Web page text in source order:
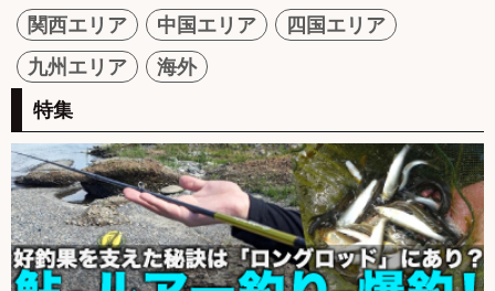
関西エリア
中国エリア
四国エリア
九州エリア
海外
特集